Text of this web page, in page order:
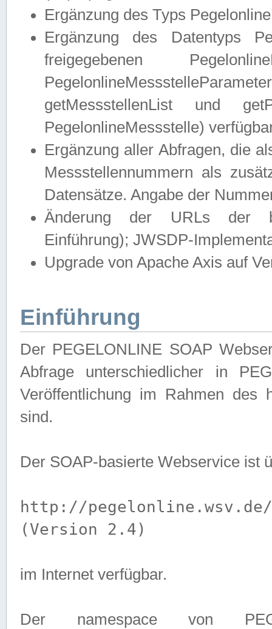
Ergänzung des Typs
Ergänzung des Datentyps
freigegebenen
getMessstellenList und
PegelonlineMessstelle)
Ergänzung aller Abfragen, die
Messstellennummern als
Datensätze. Angabe der
Änderung der URLs der
Einführung); JWSDP-
Upgrade von Apache Axis auf
Einführung
Der PEGELONLINE SOAP
Abfrage unterschiedlicher in
Veröffentlichung im Rahmen des
sind.
Der SOAP-basierte Webservice ist
http://pegelonline.wsv.de/
(Version 2.4)
im Internet verfügbar.
Der namespace von